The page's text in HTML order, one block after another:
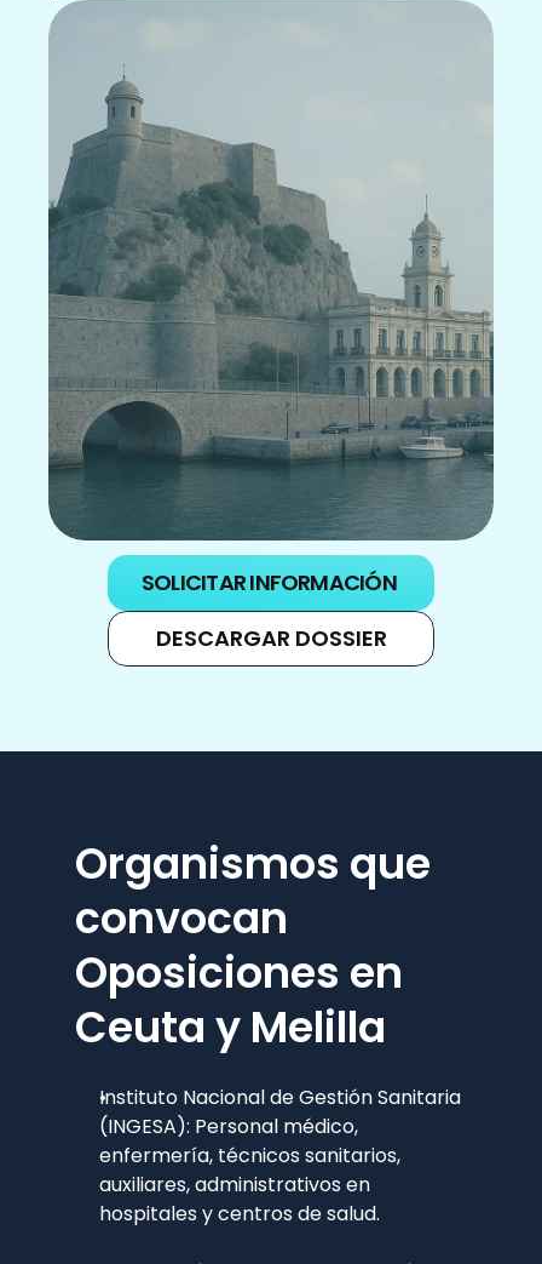
SOLICITAR INFORMACIÓN
DESCARGAR DOSSIER
Organismos que
convocan
Oposiciones en
Ceuta y Melilla
Instituto Nacional de Gestión Sanitaria
(INGESA): Personal médico,
enfermería, técnicos sanitarios,
auxiliares, administrativos en
hospitales y centros de salud.